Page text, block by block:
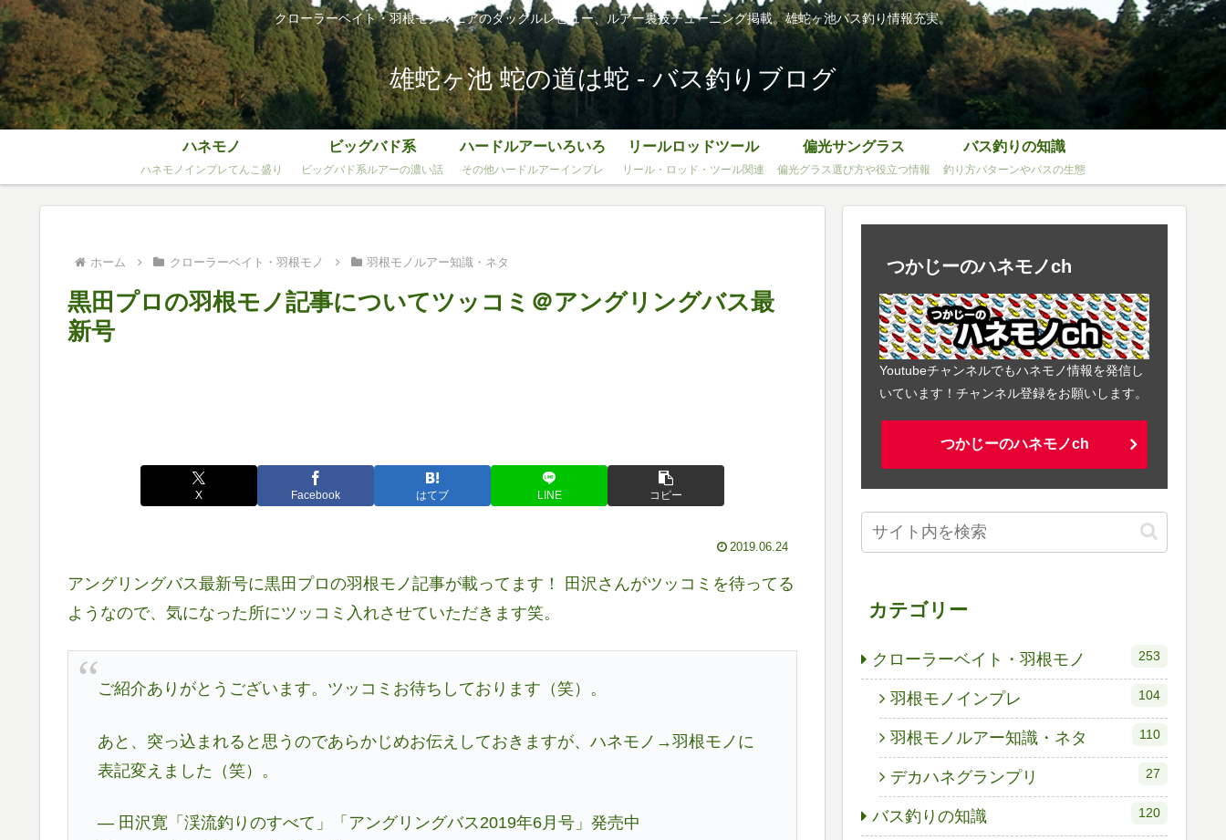
クローラーベイト・羽根モノマニアのタックルレビュー、ルアー裏技チューニング掲載。雄蛇ヶ池バス釣り情報充実。
雄蛇ヶ池 蛇の道は蛇 - バス釣りブログ
ハネモノ
ハネモノインプレてんこ盛り
ビッグバド系
ビッグバド系ルアーの濃い話
ハードルアーいろいろ
その他ハードルアーインプレ
リールロッドツール
リール・ロッド・ツール関連
偏光サングラス
偏光グラス選び方や役立つ情報
バス釣りの知識
釣り方パターンやバスの生態
ホーム クローラーベイト・羽根モノ 羽根モノルアー知識・ネタ
黒田プロの羽根モノ記事についてツッコミ＠アングリングバス最
新号
X Facebook はてブ LINE コピー
2019.06.24
アングリングバス最新号に黒田プロの羽根モノ記事が載ってます！ 田沢さんがツッコミを待ってる
ようなので、気になった所にツッコミ入れさせていただきます笑。
ご紹介ありがとうございます。ツッコミお待ちしております（笑）。
あと、突っ込まれると思うのであらかじめお伝えしておきますが、ハネモノ→羽根モノに
表記変えました（笑）。
— 田沢寛「渓流釣りのすべて」「アングリングバス2019年6月号」発売中
つかじーのハネモノch
Youtubeチャンネルでもハネモノ情報を発信し
いています！チャンネル登録をお願いします。
つかじーのハネモノch
カテゴリー
クローラーベイト・羽根モノ 253
羽根モノインプレ 104
羽根モノルアー知識・ネタ 110
デカハネグランプリ 27
バス釣りの知識 120